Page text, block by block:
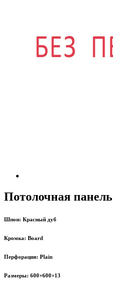
Потолочная панель
Шпон: Красный дуб
Кромка: Board
Перфорация: Plain
Размеры: 600×600×13